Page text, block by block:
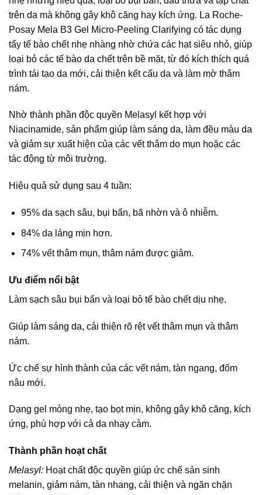
trên da mà không gây khô căng hay kích ứng. La Roche-
Posay Mela B3 Gel Micro-Peeling Clarifying có tác dụng
tẩy tế bào chết nhẹ nhàng nhờ chứa các hạt siêu nhỏ, giúp
loại bỏ các tế bào da chết trên bề mặt, từ đó kích thích quá
trình tái tạo da mới, cải thiện kết cấu da và làm mờ thâm
nám.
Nhờ thành phần độc quyền Melasyl kết hợp với
Niacinamide, sản phẩm giúp làm sáng da, làm đều màu da
và giảm sự xuất hiện của các vết thâm do mụn hoặc các
tác động từ môi trường.
Hiệu quả sử dụng sau 4 tuần:
95% da sạch sâu, bụi bẩn, bã nhờn và ô nhiễm.
84% da láng mịn hơn.
74% vết thâm mụn, thâm nám được giảm.
Ưu điểm nổi bật
Làm sạch sâu bụi bẩn và loại bỏ tế bào chết dịu nhẹ.
Giúp làm sáng da, cải thiện rõ rệt vết thâm mụn và thâm
nám.
Ức chế sự hình thành của các vết nám, tàn ngang, đốm
nâu mới.
Dạng gel mỏng nhẹ, tạo bọt mịn, không gây khô căng, kích
ứng, phù hợp với cả da nhạy cảm.
Thành phần hoạt chất
Melasyl: Hoạt chất độc quyền giúp ức chế sản sinh
melanin, giảm nám, tàn nhang, cải thiện và ngăn chặn